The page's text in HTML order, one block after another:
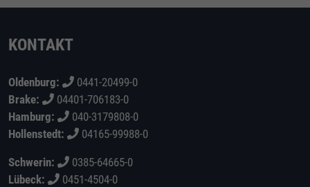
KONTAKT
Oldenburg:
0441-20499-0
Brake:
04401-706183-0
Hamburg:
040-3179808-0
Hollenstedt:
04165-99988-0
Schwerin:
0385-64665-0
Lübeck:
0451-4504-0